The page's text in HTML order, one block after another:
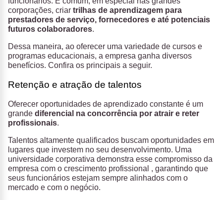
corporações, criar trilhas de aprendizagem para
prestadores de serviço, fornecedores e até potenciais
futuros colaboradores.
Dessa maneira, ao oferecer uma variedade de cursos e
programas educacionais, a empresa ganha diversos
benefícios. Confira os principais a seguir.
Retenção e atração de talentos
Oferecer oportunidades de aprendizado constante é um
grande diferencial na concorrência por atrair e reter
profissionais.
Talentos altamente qualificados buscam oportunidades em
lugares que investem no seu desenvolvimento. Uma
universidade corporativa demonstra esse compromisso da
empresa com o crescimento profissional , garantindo que
seus funcionários estejam sempre alinhados com o
mercado e com o negócio.